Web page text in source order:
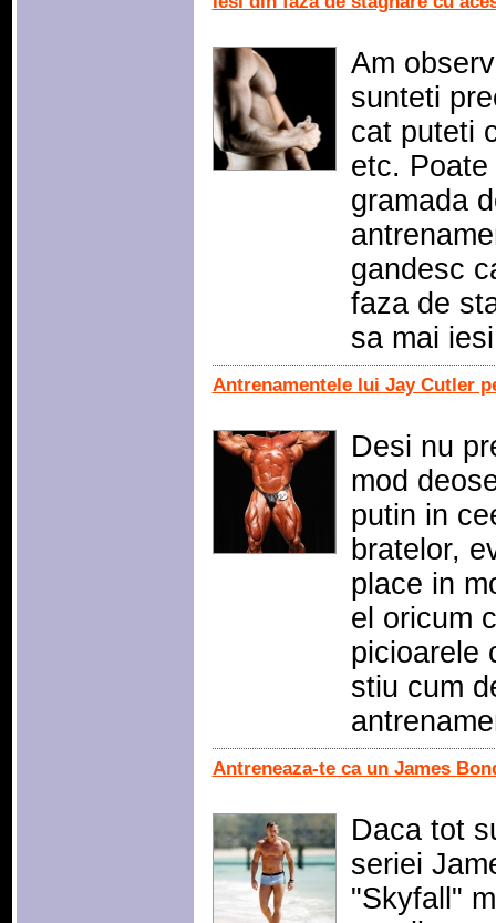
Am
sunteti
cat puteti
etc.
gramada
gandesc
faza de
sa mai
Antrenamentele lui Jay Cutler
Desi nu
mod
putin in
bratelor,
place in
el oricum
picioarele
stiu cum
Antreneaza-te ca un James
Daca tot
seriei
"Skyfall"